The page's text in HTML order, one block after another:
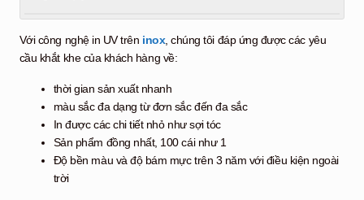
Với công nghệ in UV trên inox, chúng tôi đáp ứng được các yêu
cầu khắt khe của khách hàng về:
thời gian sản xuất nhanh
màu sắc đa dạng từ đơn sắc đến đa sắc
In được các chi tiết nhỏ như sợi tóc
Sản phẩm đồng nhất, 100 cái như 1
Độ bền màu và độ bám mực trên 3 năm với điều kiện ngoài
trời